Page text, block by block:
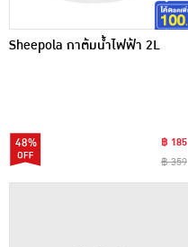
Sheepola กาต้มน้ำไฟฟ้า 2L
48%
฿ 185
฿ 359